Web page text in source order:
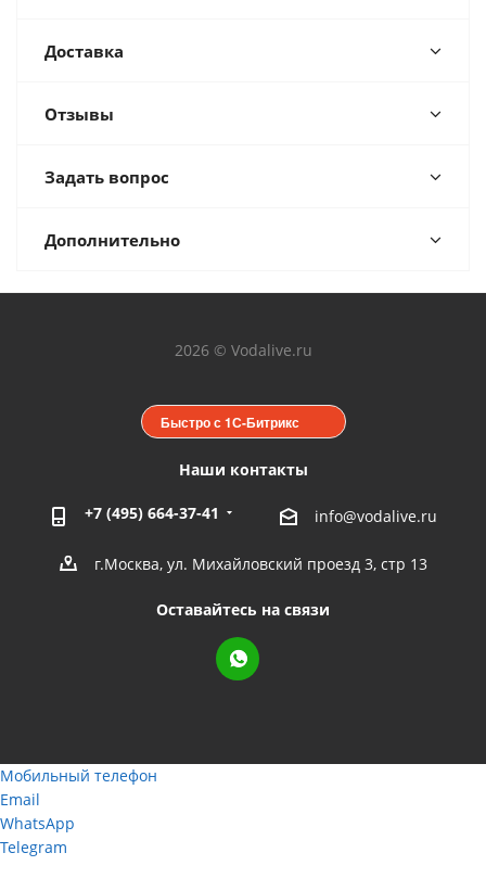
Доставка
Отзывы
Задать вопрос
Дополнительно
2026 © Vodalive.ru
Быстро с 1С-Битрикс
Наши контакты
+7 (495) 664-37-41 info@vodalive.ru
г.Москва, ул. Михайловский проезд 3, стр 13
Оставайтесь на связи
Мобильный телефон
Email
WhatsApp
Telegram